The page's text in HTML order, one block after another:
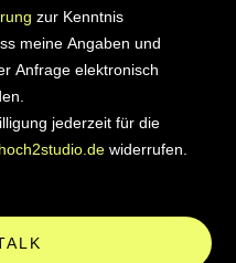
zur Kenntnis
meine Angaben und
Anfrage elektronisch
jederzeit für die
widerrufen.